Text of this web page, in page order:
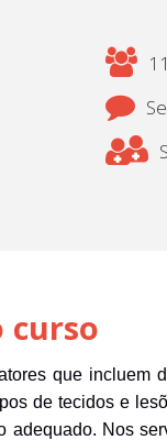
curso
que incluem
de tecidos e
Nos